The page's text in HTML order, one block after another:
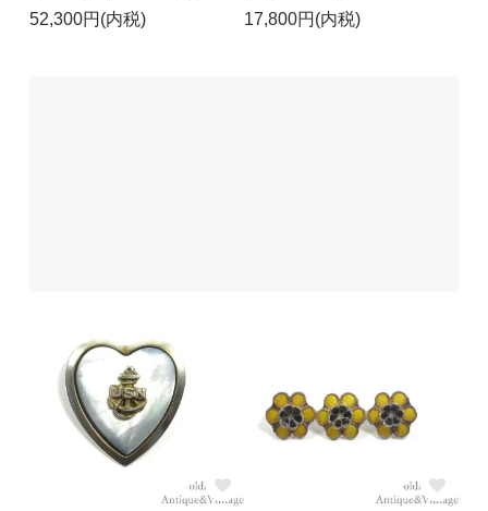
52,300円(内税) 17,800円(内税)